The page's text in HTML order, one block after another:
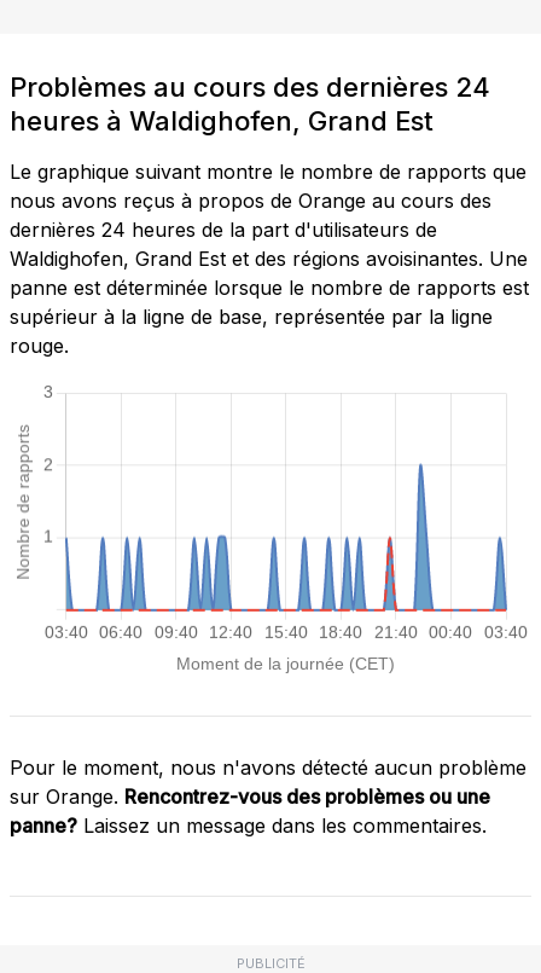
Problèmes au cours des dernières 24
heures à Waldighofen, Grand Est
Le graphique suivant montre le nombre de rapports que
nous avons reçus à propos de Orange au cours des
dernières 24 heures de la part d'utilisateurs de
Waldighofen, Grand Est et des régions avoisinantes. Une
panne est déterminée lorsque le nombre de rapports est
supérieur à la ligne de base, représentée par la ligne
rouge.
Pour le moment, nous n'avons détecté aucun problème
sur Orange. Rencontrez-vous des problèmes ou une
panne? Laissez un message dans les commentaires.
PUBLICITÉ